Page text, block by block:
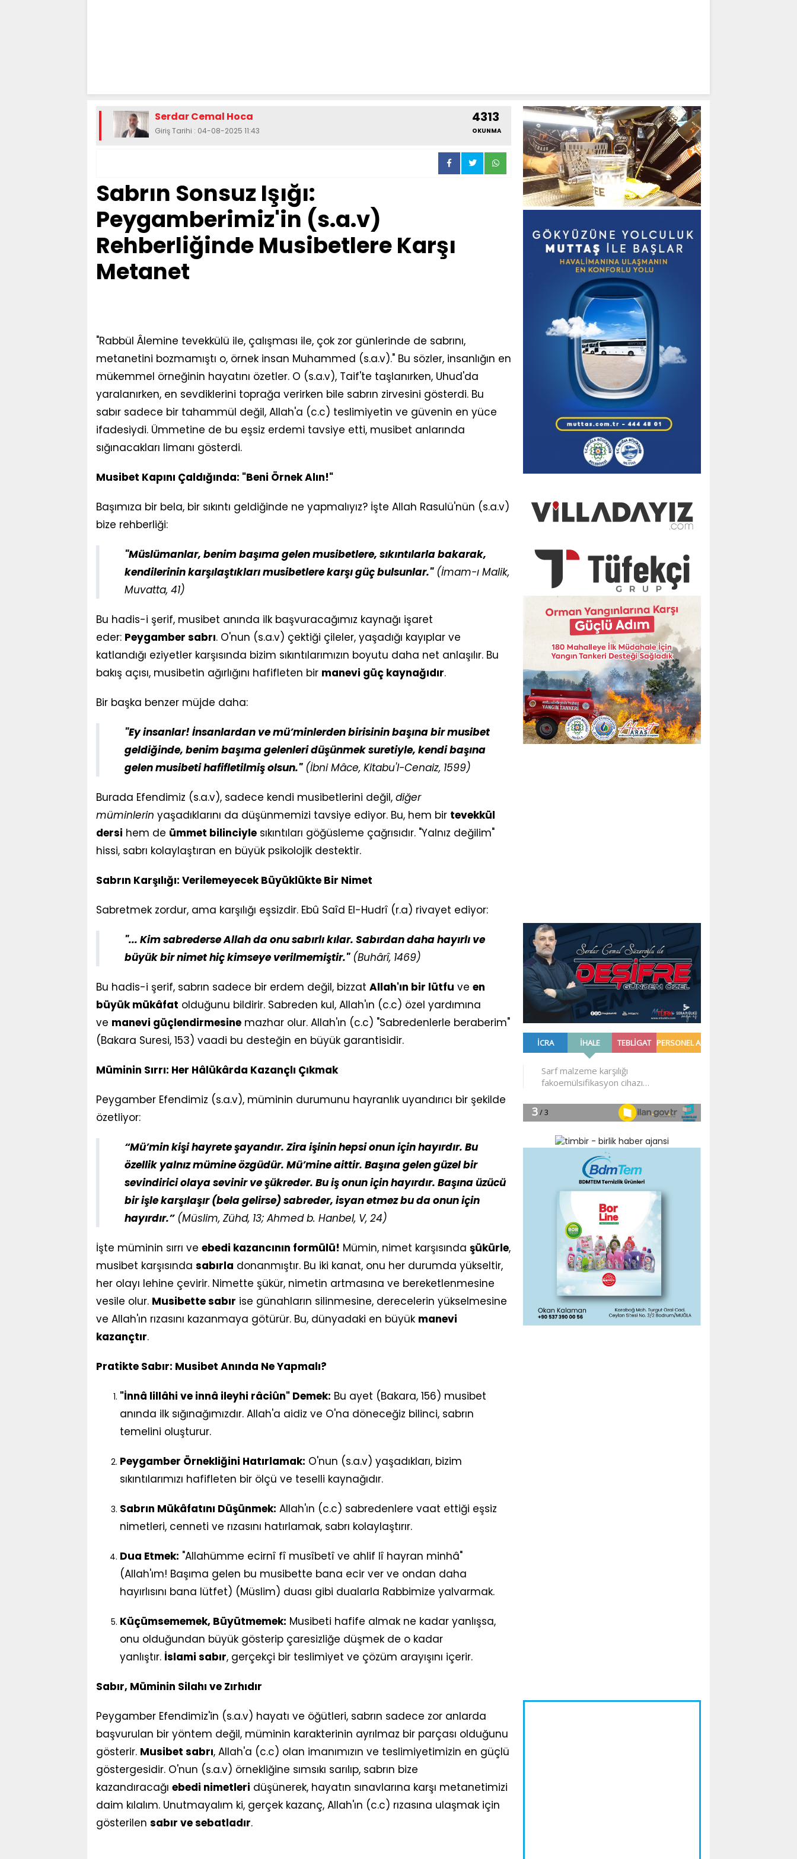
Serdar Cemal Hoca
Giriş Tarihi : 04-08-2025 11:43
4313
OKUNMA
Sabrın Sonsuz Işığı:
Peygamberimiz'in (s.a.v)
Rehberliğinde Musibetlere Karşı
Metanet
"Rabbül Âlemine tevekkülü ile, çalışması ile, çok zor günlerinde de sabrını,
metanetini bozmamıştı o, örnek insan Muhammed (s.a.v)." Bu sözler, insanlığın en
mükemmel örneğinin hayatını özetler. O (s.a.v), Taif'te taşlanırken, Uhud'da
yaralanırken, en sevdiklerini toprağa verirken bile sabrın zirvesini gösterdi. Bu
sabır sadece bir tahammül değil, Allah'a (c.c) teslimiyetin ve güvenin en yüce
ifadesiydi. Ümmetine de bu eşsiz erdemi tavsiye etti, musibet anlarında
sığınacakları limanı gösterdi.
Musibet Kapını Çaldığında: "Beni Örnek Alın!"
Başımıza bir bela, bir sıkıntı geldiğinde ne yapmalıyız? İşte Allah Rasulü'nün (s.a.v)
bize rehberliği:
"Müslümanlar, benim başıma gelen musibetlere, sıkıntılarla bakarak,
kendilerinin karşılaştıkları musibetlere karşı güç bulsunlar."(İmam-ı Malik,
Muvatta, 41)
Bu hadis-i şerif, musibet anında ilk başvuracağımız kaynağı işaret
eder: Peygamber sabrı. O'nun (s.a.v) çektiği çileler, yaşadığı kayıplar ve
katlandığı eziyetler karşısında bizim sıkıntılarımızın boyutu daha net anlaşılır. Bu
bakış açısı, musibetin ağırlığını hafifleten bir manevi güç kaynağıdır.
Bir başka benzer müjde daha:
"Ey insanlar! İnsanlardan ve mü’minlerden birisinin başına bir musibet
geldiğinde, benim başıma gelenleri düşünmek suretiyle, kendi başına
gelen musibeti hafifletilmiş olsun."(İbni Mâce, Kitabu'l-Cenaiz, 1599)
Burada Efendimiz (s.a.v), sadece kendi musibetlerini değil, diğer
müminlerin yaşadıklarını da düşünmemizi tavsiye ediyor. Bu, hem bir tevekkül
dersi hem de ümmet bilinciyle sıkıntıları göğüsleme çağrısıdır. "Yalnız değilim"
hissi, sabrı kolaylaştıran en büyük psikolojik destektir.
Sabrın Karşılığı: Verilemeyecek Büyüklükte Bir Nimet
Sabretmek zordur, ama karşılığı eşsizdir. Ebû Saîd El-Hudrî (r.a) rivayet ediyor:
"... Kim sabrederse Allah da onu sabırlı kılar. Sabırdan daha hayırlı ve
büyük bir nimet hiç kimseye verilmemiştir."(Buhârî, 1469)
Bu hadis-i şerif, sabrın sadece bir erdem değil, bizzat Allah'ın bir lütfu ve en
büyük mükâfat olduğunu bildirir. Sabreden kul, Allah'ın (c.c) özel yardımına
ve manevi güçlendirmesine mazhar olur. Allah'ın (c.c) "Sabredenlerle beraberim"
(Bakara Suresi, 153) vaadi bu desteğin en büyük garantisidir.
Müminin Sırrı: Her Hâlükârda Kazançlı Çıkmak
Peygamber Efendimiz (s.a.v), müminin durumunu hayranlık uyandırıcı bir şekilde
özetliyor:
“Mü’min kişi hayrete şayandır. Zira işinin hepsi onun için hayırdır. Bu
özellik yalnız mümine özgüdür. Mü’mine aittir. Başına gelen güzel bir
sevindirici olaya sevinir ve şükreder. Bu iş onun için hayırdır. Başına üzücü
bir işle karşılaşır (bela gelirse) sabreder, isyan etmez bu da onun için
hayırdır.”(Müslim, Zühd, 13; Ahmed b. Hanbel, V, 24)
İşte müminin sırrı ve ebedi kazancının formülü! Mümin, nimet karşısında şükürle,
musibet karşısında sabırla donanmıştır. Bu iki kanat, onu her durumda yükseltir,
her olayı lehine çevirir. Nimette şükür, nimetin artmasına ve bereketlenmesine
vesile olur. Musibette sabır ise günahların silinmesine, derecelerin yükselmesine
ve Allah'ın rızasını kazanmaya götürür. Bu, dünyadaki en büyük manevi
kazançtır.
Pratikte Sabır: Musibet Anında Ne Yapmalı?
"İnnâ lillâhi ve innâ ileyhi râciûn" Demek: Bu ayet (Bakara, 156) musibet
anında ilk sığınağımızdır. Allah'a aidiz ve O'na döneceğiz bilinci, sabrın
temelini oluşturur.
Peygamber Örnekliğini Hatırlamak: O'nun (s.a.v) yaşadıkları, bizim
sıkıntılarımızı hafifleten bir ölçü ve teselli kaynağıdır.
Sabrın Mükâfatını Düşünmek: Allah'ın (c.c) sabredenlere vaat ettiği eşsiz
nimetleri, cenneti ve rızasını hatırlamak, sabrı kolaylaştırır.
Dua Etmek: "Allahümme ecirnî fî musîbetî ve ahlif lî hayran minhâ"
(Allah'ım! Başıma gelen bu musibette bana ecir ver ve ondan daha
hayırlısını bana lütfet) (Müslim) duası gibi dualarla Rabbimize yalvarmak.
Küçümsememek, Büyütmemek: Musibeti hafife almak ne kadar yanlışsa,
onu olduğundan büyük gösterip çaresizliğe düşmek de o kadar
yanlıştır. İslami sabır, gerçekçi bir teslimiyet ve çözüm arayışını içerir.
Sabır, Müminin Silahı ve Zırhıdır
Peygamber Efendimiz'in (s.a.v) hayatı ve öğütleri, sabrın sadece zor anlarda
başvurulan bir yöntem değil, müminin karakterinin ayrılmaz bir parçası olduğunu
gösterir. Musibet sabrı, Allah'a (c.c) olan imanımızın ve teslimiyetimizin en güçlü
göstergesidir. O'nun (s.a.v) örnekliğine sımsıkı sarılıp, sabrın bize
kazandıracağı ebedi nimetleri düşünerek, hayatın sınavlarına karşı metanetimizi
daim kılalım. Unutmayalım ki, gerçek kazanç, Allah'ın (c.c) rızasına ulaşmak için
gösterilen sabır ve sebatladır.